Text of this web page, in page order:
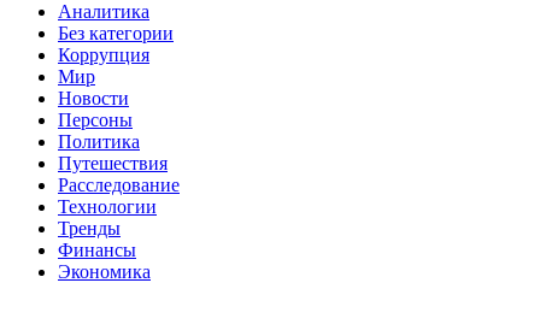
Аналитика
Без категории
Коррупция
Мир
Новости
Персоны
Политика
Путешествия
Расследование
Технологии
Тренды
Финансы
Экономика